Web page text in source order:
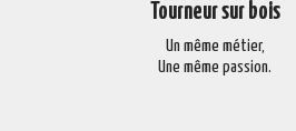
Tourneur sur bois
Un même métier,
Une même passion.